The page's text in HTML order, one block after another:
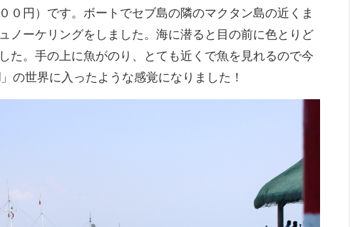
０円）です。ボートでセブ島の隣のマクタン島の近くま
ノーケリングをしました。海に潜ると目の前に色とりど
た。手の上に魚がのり、とても近くで魚を見れるので今
の世界に入ったような感覚になりました！